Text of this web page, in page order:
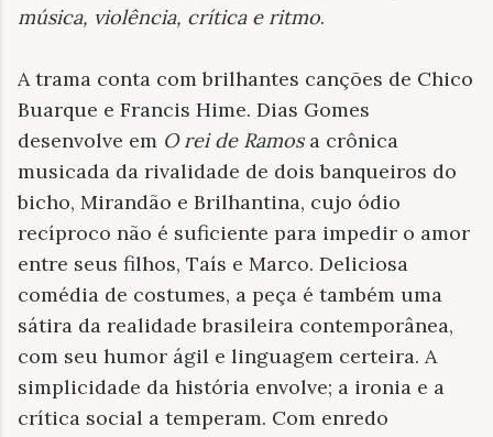
música, violência, crítica e ritmo.
A trama conta com brilhantes canções de Chico
Buarque e Francis Hime. Dias Gomes
desenvolve em O rei de Ramosa crônica
musicada da rivalidade de dois banqueiros do
bicho, Mirandão e Brilhantina, cujo ódio
recíproco não é suficiente para impedir o amor
entre seus filhos, Taís e Marco. Deliciosa
comédia de costumes, a peça é também uma
sátira da realidade brasileira contemporânea,
com seu humor ágil e linguagem certeira. A
simplicidade da história envolve; a ironia e a
crítica social a temperam. Com enredo